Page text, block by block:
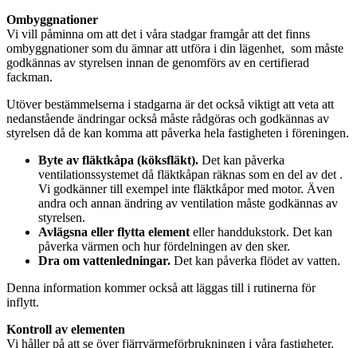
Ombyggnationer
Vi vill påminna om att det i våra stadgar framgår att det finns
ombyggnationer som du ämnar att utföra i din lägenhet, som måste
godkännas av styrelsen innan de genomförs av en certifierad
fackman.
Utöver bestämmelserna i stadgarna är det också viktigt att veta att
nedanstående ändringar också måste rådgöras och godkännas av
styrelsen då de kan komma att påverka hela fastigheten i föreningen.
Byte av fläktkåpa (köksfläkt). Det kan påverka
ventilationssystemet då fläktkåpan räknas som en del av det .
Vi godkänner till exempel inte fläktkåpor med motor. Även
andra och annan ändring av ventilation måste godkännas av
styrelsen.
Avlägsna eller flytta element eller handdukstork. Det kan
påverka värmen och hur fördelningen av den sker.
Dra om vattenledningar. Det kan påverka flödet av vatten.
Denna information kommer också att läggas till i rutinerna för
inflytt.
Kontroll av elementen
Vi håller på att se över fjärrvärmeförbrukningen i våra fastigheter.